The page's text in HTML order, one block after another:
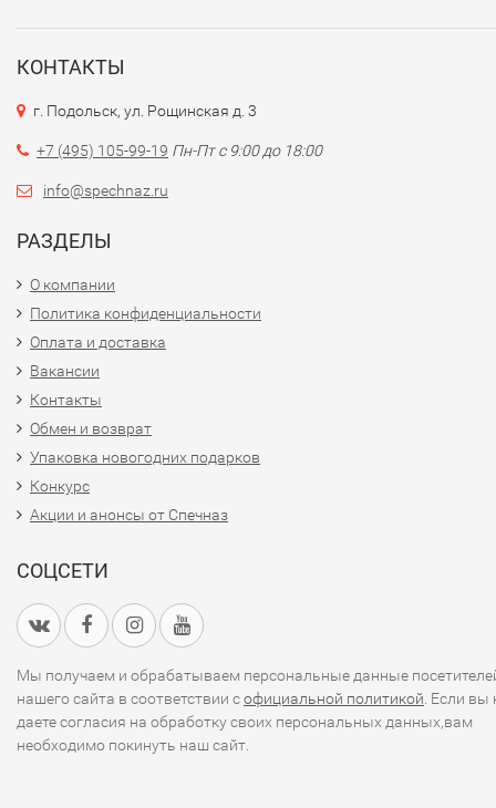
КОНТАКТЫ
г. Подольск, ул. Рощинская д. 3
+7 (495) 105-99-19 Пн-Пт с 9:00 до 18:00
info@spechnaz.ru
РАЗДЕЛЫ
О компании
Политика конфиденциальности
Оплата и доставка
Вакансии
Контакты
Обмен и возврат
Упаковка новогодних подарков
Конкурс
Акции и анонсы от Спечназ
СОЦСЕТИ
Мы получаем и обрабатываем персональные данные
нашего сайта в соответствии софициальной политикой . Если вы
даете согласия на обработку своих персональных данных,вам
необходимо покинуть наш сайт.